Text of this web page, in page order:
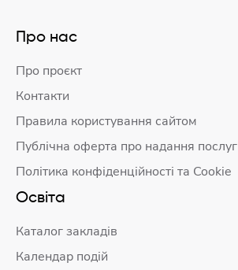
Про нас
Про проєкт
Контакти
Правила користування сайтом
Публічна оферта про надання послуг
Політика конфіденційності та Cookie
Освіта
Каталог закладів
Календар подій